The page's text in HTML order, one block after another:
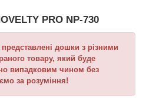
PRO NP-730
дошки з різними
товару, який буде
випадковим чином без
за розуміння!